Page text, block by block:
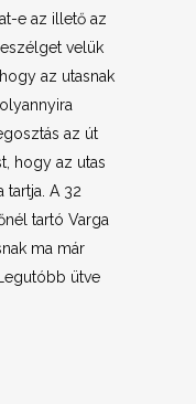
e az illető az
velük
az utasnak
az út
hogy az utas
tartja. A 32
tartó Varga
ma már
ütve